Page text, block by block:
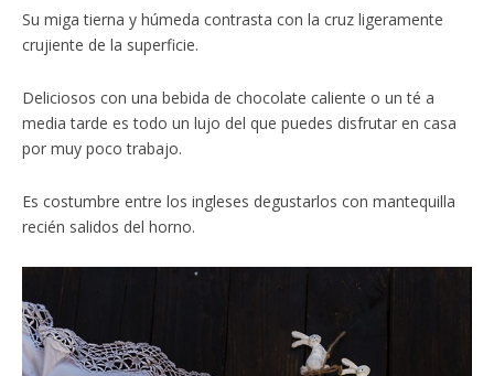
Su miga tierna y húmeda contrasta con la cruz ligeramente
crujiente de la superficie.
Deliciosos con una bebida de chocolate caliente o un té a
media tarde es todo un lujo del que puedes disfrutar en casa
por muy poco trabajo.
Es costumbre entre los ingleses degustarlos con mantequilla
recién salidos del horno.